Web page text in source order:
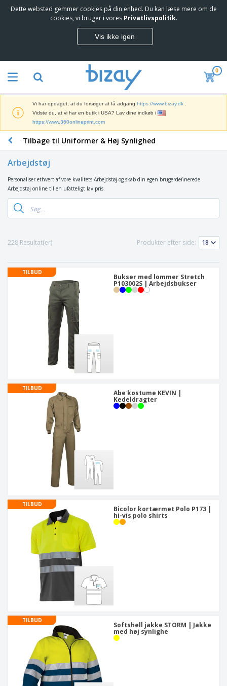
Dette websted gemmer cookies på din enhed. Du kan læse mere om de
cookies, vi bruger i vores Privatlivspolitik.
Vis ikke igen
0
Vi har opdaget, at du forsøger at få adgang https://www.bizay.dk
Vidste du, at vi har en butik i USA? Lav dine indkøb i
https://www.360onlineprint.com
Tilbage til Uniformer & Høj Synlighed
Arbejdstøj
Personaliser ethvert af vore kvalitets Arbejdstøj og skab din egen brugerdefinerede
Arbejdstøj online til en ufatteligt lav pris.
228 Resultat(er) Produkter efter side:
TILBUD
Bukser med lommer Stretch
P103002S | Arbejdsbukser
TILBUD
Abe kostume KEVIN |
Kedeldragter
TILBUD
Bicolor kortærmet Polo P173 |
hi-vis polo shirts
TILBUD
Softshell jakke STORM | Jakke
med høj synlighe